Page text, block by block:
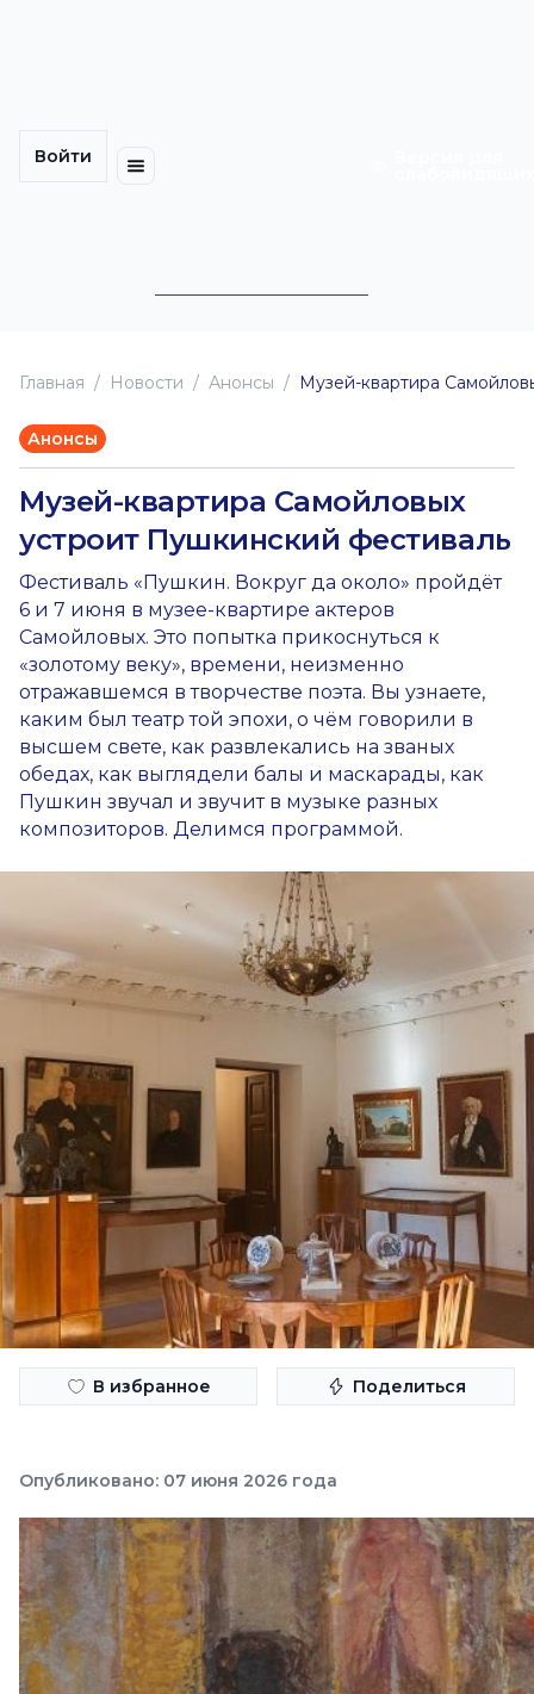
Войти
Главная Новоcти Анонсы Музей-квартира
Анонсы
Музей-квартира Самойловых
устроит Пушкинский фестиваль
Фестиваль «Пушкин. Вокруг да около» пройдёт
6 и 7 июня в музее-квартире актеров
Самойловых. Это попытка прикоснуться к
«золотому веку», времени, неизменно
отражавшемся в творчестве поэта. Вы узнаете,
каким был театр той эпохи, о чём говорили в
высшем свете, как развлекались на званых
обедах, как выглядели балы и маскарады, как
Пушкин звучал и звучит в музыке разных
композиторов. Делимся программой.
В избранное Поделиться
Опубликовано: 07 июня 2026 года